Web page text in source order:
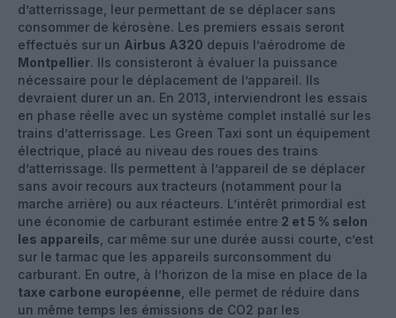
d’atterrissage, leur permettant de se déplacer sans
consommer de kérosène. Les premiers essais seront
effectués sur un Airbus A320 depuis l’aérodrome de
Montpellier. Ils consisteront à évaluer la puissance
nécessaire pour le déplacement de l’appareil. Ils
devraient durer un an. En 2013, interviendront les essais
en phase réelle avec un système complet installé sur les
trains d’atterrissage. Les Green Taxi sont un équipement
électrique, placé au niveau des roues des trains
d’atterrissage. Ils permettent à l’appareil de se déplacer
sans avoir recours aux tracteurs (notamment pour la
marche arrière) ou aux réacteurs. L’intérêt primordial est
une économie de carburant estimée entre 2 et 5 % selon
les appareils , car même sur une durée aussi courte, c’est
sur le tarmac que les appareils surconsomment du
carburant. En outre, à l’horizon de la mise en place de la
taxe carbone européenne , elle permet de réduire dans
un même temps les émissions de CO2 par les